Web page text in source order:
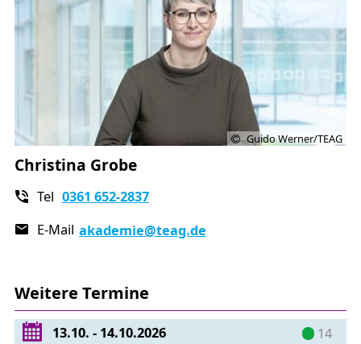
Lieferantenwechsel und Marktkommunikation
– die Neuerungen
Neue Anreizregulierungs- und
Netzentgeltsystematik – wie und warum?
Energiehandel, Energiebeschaffung – ein
Praxisbericht, dynamische Tarife
Steuerbarkeit von Erzeugung und Verbrauch –
Redispatch gescheitert und Lastmanagement mit
Potenzial?
Energiewirtschaft
Preisniveau, Erneuerbare Energien,
Digitalisierung
Guido Werner/TEAG
Christina Grobe
Tel 0361 652-2837
E-Mail akademie@teag.de
Weitere Termine
13.10. - 14.10.2026 14